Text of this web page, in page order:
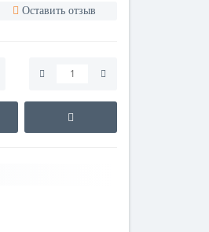
Оставить отзыв